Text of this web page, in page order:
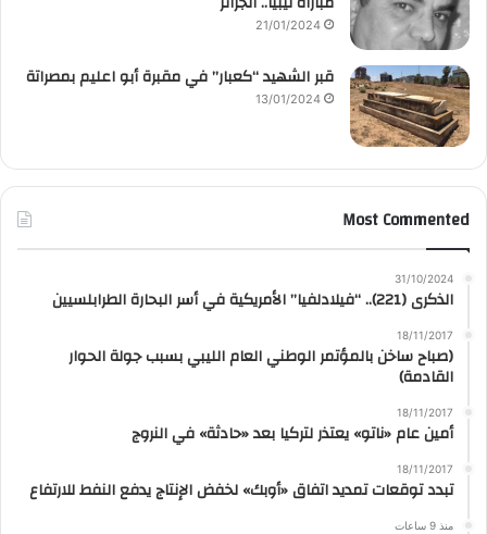
21/01/2024
قبر الشهيد “كعبار” في مقبرة أبو اعليم بمصراتة
13/01/2024
Most Commented
31/10/2024
الذكرى (221).. “فيلادلفيا” الأمريكية في أسر البحارة الطرابلسيين
18/11/2017
(صباح ساخن بالمؤتمر الوطني العام الليبي بسبب جولة الحوار
القادمة)
18/11/2017
أمين عام «ناتو» يعتذر لتركيا بعد «حادثة» في النروج
18/11/2017
تبدد توقعات تمديد اتفاق «أوبك» لخفض الإنتاج يدفع النفط للارتفاع
منذ 9 ساعات